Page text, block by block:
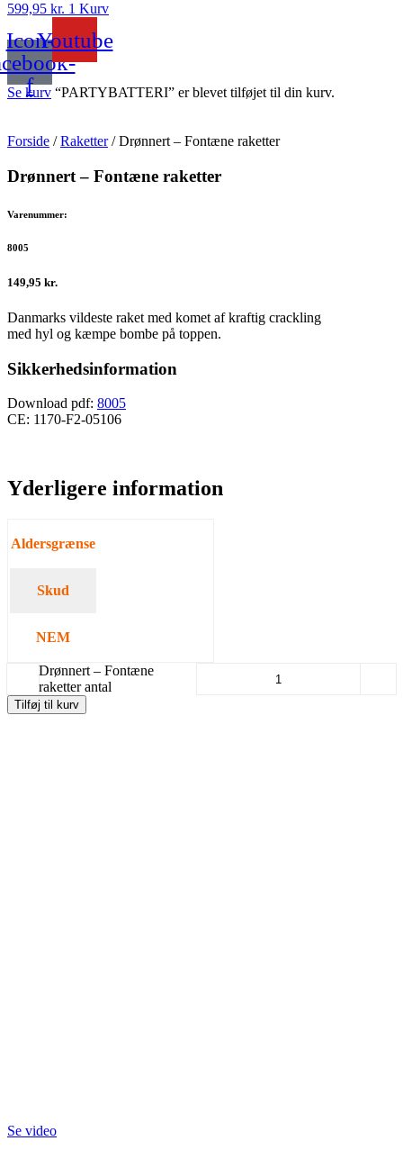
599,95 kr. 1 Kurv
Icon-
f
Youtube
Se kurv “PARTYBATTERI” er blevet tilføjet til din kurv.
Forside /Raketter/ Drønnert – Fontæne raketter
Drønnert – Fontæne raketter
Varenummer:
8005
149,95 kr.
Danmarks vildeste raket med komet af kraftig crackling
med hyl og kæmpe bombe på toppen.
Sikkerhedsinformation
Download pdf: 8005
CE: 1170-F2-05106
Yderligere information
Aldersgrænse
Skud
NEM
Drønnert – Fontæne
raketter antal
Tilføj til kurv
Se video